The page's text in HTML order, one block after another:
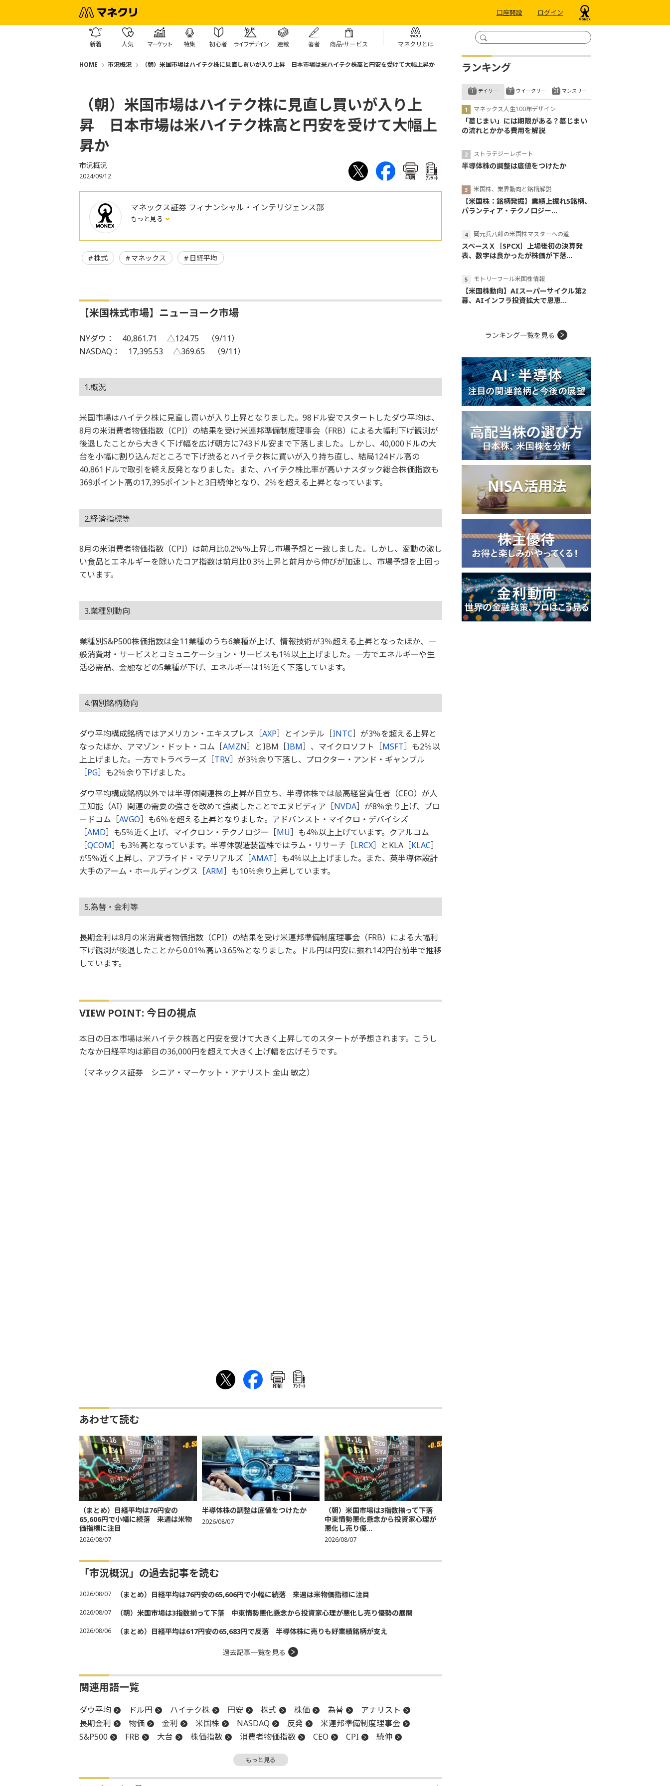
口座開設 ログイン
新着 人気 マーケット 特集 初心者 ライフデザイン 連載 著者 商品・サービス マネクリとは
HOME 市況概況 （朝）米国市場はハイテク株に見直し買いが入り上昇 日本市場は米ハイテク株高と円安を受けて大幅上昇か
（朝）米国市場はハイテク株に見直し買いが入り上
昇 日本市場は米ハイテク株高と円安を受けて大幅上
昇か
市況概況
2024/09/12 印刷 ｱﾝｹｰﾄ
マネックス証券 フィナンシャル・インテリジェンス部
もっと見る
株式 マネックス 日経平均
【米国株式市場】ニューヨーク市場
NYダウ： 40,861.71 △124.75 （9/11）
NASDAQ： 17,395.53 △369.65 （9/11）
1.概況
米国市場はハイテク株に見直し買いが入り上昇となりました。98ドル安でスタートしたダウ平均は、
8月の米消費者物価指数（CPI）の結果を受け米連邦準備制度理事会（FRB）による大幅利下げ観測が
後退したことから大きく下げ幅を広げ朝方に743ドル安まで下落しました。しかし、40,000ドルの大
台を小幅に割り込んだところで下げ渋るとハイテク株に買いが入り持ち直し、結局124ドル高の
40,861ドルで取引を終え反発となりました。また、ハイテク株比率が高いナスダック総合株価指数も
369ポイント高の17,395ポイントと3日続伸となり、2％を超える上昇となっています。
2.経済指標等
8月の米消費者物価指数（CPI）は前月比0.2％％上昇し市場予想と一致しました。しかし、変動の激し
い食品とエネルギーを除いたコア指数は前月比0.3％上昇と前月から伸びが加速し、市場予想を上回っ
ています。
3.業種別動向
業種別S&P500株価指数は全11業種のうち6業種が上げ、情報技術が3％超える上昇となったほか、一
般消費財・サービスとコミュニケーション・サービスも1％以上上げました。一方でエネルギーや生
活必需品、金融などの5業種が下げ、エネルギーは1％近く下落しています。
4.個別銘柄動向
ダウ平均構成銘柄ではアメリカン・エキスプレス［AXP］とインテル［INTC］が3％を超える上昇と
なったほか、アマゾン・ドット・コム［AMZN］とIBM［IBM］、マイクロソフト［MSFT］も2％以
上上げました。一方でトラベラーズ［TRV］が3％余り下落し、プロクター・アンド・ギャンブル
［PG］も2％余り下げました。
ダウ平均構成銘柄以外では半導体関連株の上昇が目立ち、半導体株では最高経営責任者（CEO）が人
工知能（AI）関連の需要の強さを改めて強調したことでエヌビディア［NVDA］が8％余り上げ、ブロ
ードコム［AVGO］も6％を超える上昇となりました。アドバンスト・マイクロ・デバイシズ
［AMD］も5％近く上げ、マイクロン・テクノロジー［MU］も4％以上上げています。クアルコム
［QCOM］も3％高となっています。半導体製造装置株ではラム・リサーチ［LRCX］とKLA［KLAC］
が5％近く上昇し、アプライド・マテリアルズ［AMAT］も4％以上上げました。また、英半導体設計
大手のアーム・ホールディングス［ARM］も10％余り上昇しています。
5.為替・金利等
長期金利は8月の米消費者物価指数（CPI）の結果を受け米連邦準備制度理事会（FRB）による大幅利
下げ観測が後退したことから0.01％高い3.65％となりました。ドル円は円安に振れ142円台前半で推移
しています。
VIEW POINT: 今日の視点
本日の日本市場は米ハイテク株高と円安を受けて大きく上昇してのスタートが予想されます。こうし
たなか日経平均は節目の36,000円を超えて大きく上げ幅を広げそうです。
（マネックス証券 シニア・マーケット・アナリスト 金山 敏之）
印刷 ｱﾝｹｰﾄ
あわせて読む
（まとめ）日経平均は76円安の
65,606円で小幅に続落 来週は米物
価指標に注目
2026/08/07
半導体株の調整は底値をつけたか
2026/08/07
（朝）米国市場は3指数揃って下落
中東情勢悪化懸念から投資家心理が
悪化し売り優...
2026/08/07
「市況概況」の過去記事を読む
2026/08/07 （まとめ）日経平均は76円安の65,606円で小幅に続落 来週は米物価指標に注目
2026/08/07 （朝）米国市場は3指数揃って下落 中東情勢悪化懸念から投資家心理が悪化し売り優勢の展開
2026/08/06 （まとめ）日経平均は617円安の65,683円で反落 半導体株に売りも好業績銘柄が支え
過去記事一覧を見る
関連用語一覧
ダウ平均 ドル円 ハイテク株 円安 株式 株価 為替
アナリスト
長期金利
物価 金利 米国株 NASDAQ 反発
米連邦準備制度理事会
S&P500
FRB 大台 株価指数 消費者物価指数 CEO CPI
続伸
もっと見る
ランキング
デイリー
マネックス人生100年デザイン
「墓じまい」には期限がある？墓じまい
の流れとかかる費用を解説
ストラテジーレポート
半導体株の調整は底値をつけたか
米国株、業界動向と銘柄解説
【米国株：銘柄発掘】業績上振れ5銘柄、
パランティア・テクノロジー...
岡元兵八郎の米国株マスターへの道
スペースＸ［SPCX］上場後初の決算発
表、数字は良かったが株価が下落...
モトリーフール米国株情報
【米国株動向】AIスーパーサイクル第2
幕、AIインフラ投資拡大で恩恵...
ウイークリー マンスリー
ランキング一覧を見る